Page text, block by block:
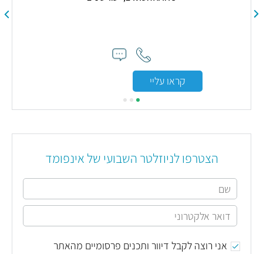
קראו עליי
הצטרפו לניוזלטר השבועי של אינפומד
אני רוצה לקבל דיוור ותכנים פרסומיים מהאתר